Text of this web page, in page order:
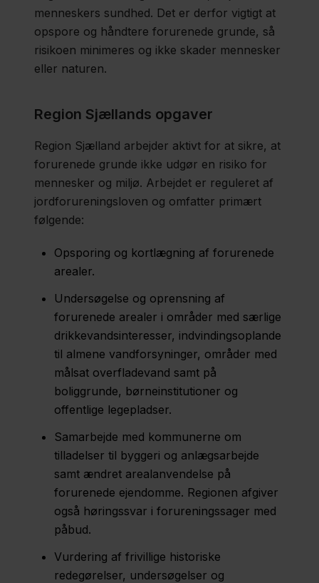
Kontakt
menneskers sundhed. Det er derfor vigtigt at
opspore og håndtere forurenede grunde, så
risikoen minimeres og ikke skader mennesker
eller naturen.
Region Sjællands opgaver
Region Sjælland arbejder aktivt for at sikre, at
forurenede grunde ikke udgør en risiko for
mennesker og miljø. Arbejdet er reguleret af
jordforureningsloven og omfatter primært
følgende:
Opsporing og kortlægning af forurenede
arealer.
Undersøgelse og oprensning af
forurenede arealer i områder med særlige
drikkevandsinteresser, indvindingsoplande
til almene vandforsyninger, områder med
målsat overfladevand samt på
boliggrunde, børneinstitutioner og
offentlige legepladser.
Samarbejde med kommunerne om
tilladelser til byggeri og anlægsarbejde
samt ændret arealanvendelse på
forurenede ejendomme. Regionen afgiver
også høringssvar i forureningssager med
påbud.
Vurdering af frivillige historiske
redegørelser, undersøgelser og